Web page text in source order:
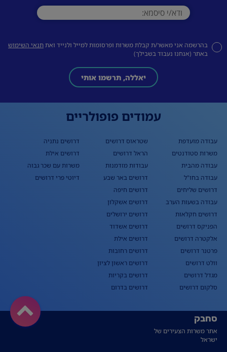
בהרשמה אני מאשר/ת קבלת משרות ופרסומות למייל ולנייד ואתתנאי השימוש
באתר (אנחנו נעבוד בשבילך)
יאללה, תרשמו אותי
עמודים פופולריים
עבודה מועדפת
משרות סטודנטים
עבודה מהבית
עבודה בחו"ל
דרושים שליחים
עבודה בשעות הערב
דרושים חקלאות
הפניקס דרושים
אלקטרה דרושים
פרטנר דרושים
וולט דרושים
מגדל דרושים
סלקום דרושים
שטראוס דרושים
הראל דרושים
עבודות מזדמנות
דרושים באר שבע
דרושים חיפה
דרושים אשקלון
דרושים ירושלים
דרושים אשדוד
דרושים אילת
דרושים רחובות
דרושים ראשון לציון
דרושים בקריות
דרושים בדרום
דרושים נתניה
דרושים אילת
משרות עם שכר גבוה
דיוטי פרי דרושים
סחבק
אתר משרות הצעירים של
ישראל